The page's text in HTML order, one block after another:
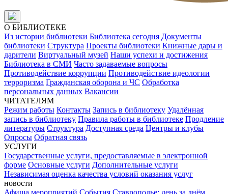
О БИБЛИОТЕКЕ
Из истории библиотеки Библиотека сегодня Документы
библиотеки Структура Проекты библиотеки Книжные дары и
дарители Виртуальный музей Наши успехи и достижения
Библиотека в СМИ Часто задаваемые вопросы
Противодействие коррупции Противодействие идеологии
терроризма Гражданская оборона и ЧС Обработка
персональных данных Вакансии
ЧИТАТЕЛЯМ
Режим работы Контакты Запись в библиотеку Удалённая
запись в библиотеку Правила работы в библиотеке Продление
литературы Структура Доступная среда Центры и клубы
Опросы Обратная связь
УСЛУГИ
Государственные услуги, предоставляемые в электронной
форме Основные услуги Дополнительные услуги
Независимая оценка качества условий оказания услуг
новости
Афиша мероприятий События Ставрополье: день за днём